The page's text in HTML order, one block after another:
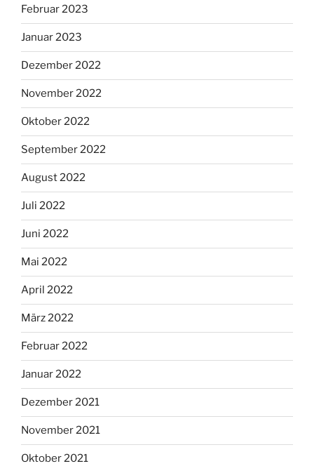
Februar 2023
Januar 2023
Dezember 2022
November 2022
Oktober 2022
September 2022
August 2022
Juli 2022
Juni 2022
Mai 2022
April 2022
März 2022
Februar 2022
Januar 2022
Dezember 2021
November 2021
Oktober 2021